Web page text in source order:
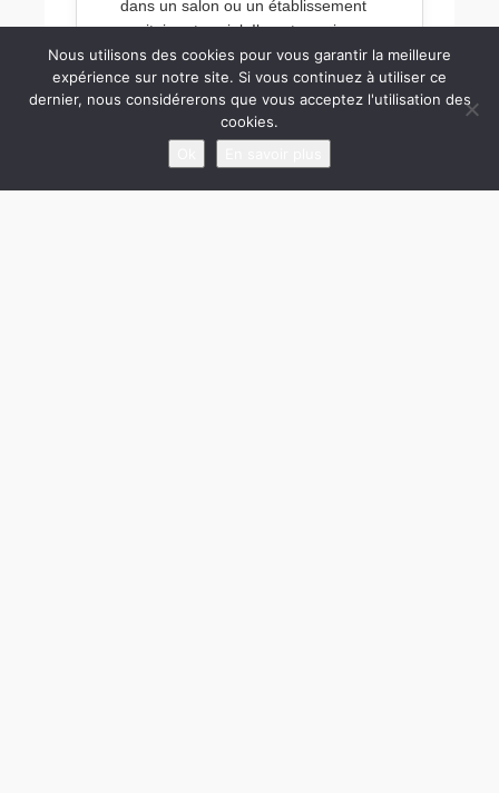
dans un salon ou un établissement
sanitaire et social. Il peut aussi
travailler comme conseiller, animateur
ou responsable technique dans une
entreprise de production ou de
distribution de produits capillaires.
Technicien(ne)
Animateur(trice)
Nous utilisons des cookies pour vous garantir la meilleure
expérience sur notre site. Si vous continuez à utiliser ce
dernier, nous considérerons que vous acceptez l'utilisation des
cookies.